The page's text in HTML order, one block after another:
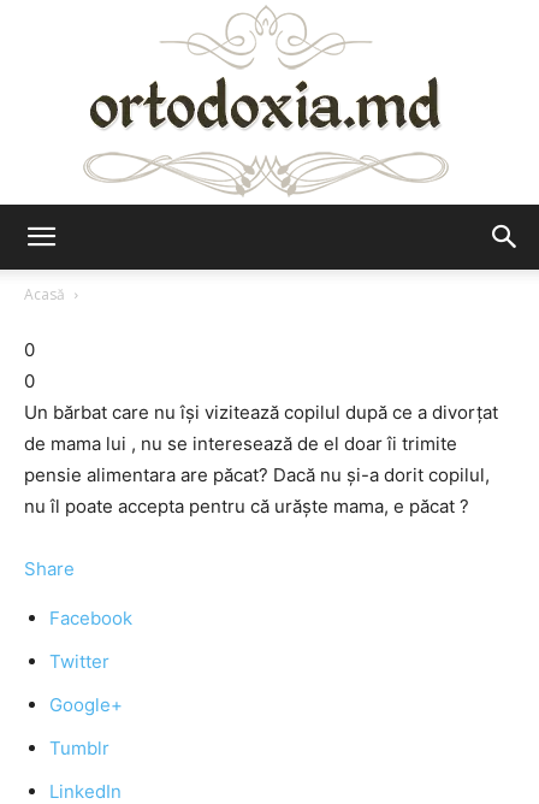
Acasă
0
0
Un bărbat care nu îşi vizitează copilul după ce a divorţat
de mama lui , nu se interesează de el doar îi trimite
pensie alimentara are păcat? Dacă nu şi-a dorit copilul,
nu îl poate accepta pentru că urăşte mama, e păcat ?
Share
Facebook
Twitter
Google+
Tumblr
LinkedIn